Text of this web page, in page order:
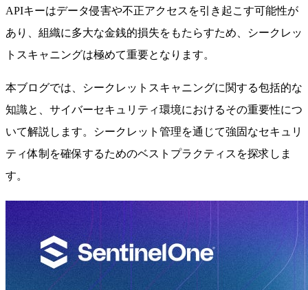
APIキーはデータ侵害や不正アクセスを引き起こす可能性が
あり、組織に多大な金銭的損失をもたらすため、シークレッ
トスキャニングは極めて重要となります。
本ブログでは、シークレットスキャニングに関する包括的な
知識と、サイバーセキュリティ環境におけるその重要性につ
いて解説します。シークレット管理を通じて強固なセキュリ
ティ体制を確保するためのベストプラクティスを探求しま
す。